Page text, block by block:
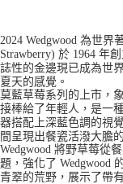
2024 Wedgwood 為世
Strawberry) 於 1964 年
誌性的金邊現已成為世
夏天的感覺。
莫藍草莓系列的上市，
接棒給了年輕人，是一
器搭配上深藍色調的視
間呈現出餐瓷活潑大膽
Wedgwood 將野草莓從
題，強化了 Wedgwood
青翠的荒野，展示了帶